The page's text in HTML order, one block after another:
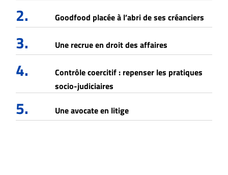
2. Goodfood placée à l’abri de ses créanciers
3. Une recrue en droit des affaires
4.
Contrôle coercitif : repenser les pratiques
socio-judiciaires
5. Une avocate en litige